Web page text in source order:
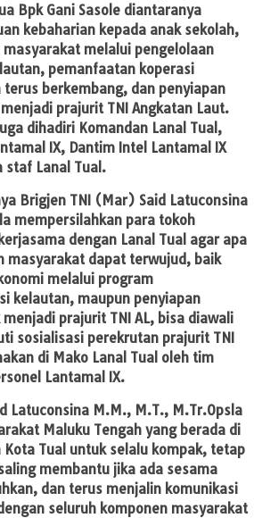
Bpk Gani Sasole diantaranya
kebaharian kepada anak sekolah,
melalui pengelolaan
pemanfaatan koperasi
berkembang, dan penyiapan
prajurit TNI Angkatan Laut.
dihadiri Komandan Lanal Tual,
IX, Dantim Intel Lantamal IX
staf Lanal Tual.
Brigjen TNI (Mar) Said Latuconsina
mempersilahkan para tokoh
dengan Lanal Tual agar apa
masyarakat dapat terwujud, baik
melalui program
kelautan, maupun penyiapan
prajurit TNI AL, bisa diawali
sosialisasi perekrutan prajurit TNI
di Mako Lanal Tual oleh tim
Lantamal IX.
Latuconsina M.M., M.T., M.Tr.Opsla
Maluku Tengah yang berada di
Kota Tual untuk selalu kompak, tetap
membantu jika ada sesama
dan terus menjalin komunikasi
seluruh komponen masyarakat